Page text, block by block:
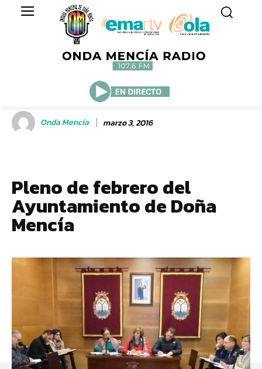
Onda Mencía marzo 3, 2016
Pleno de febrero del
Ayuntamiento de Doña
Mencía